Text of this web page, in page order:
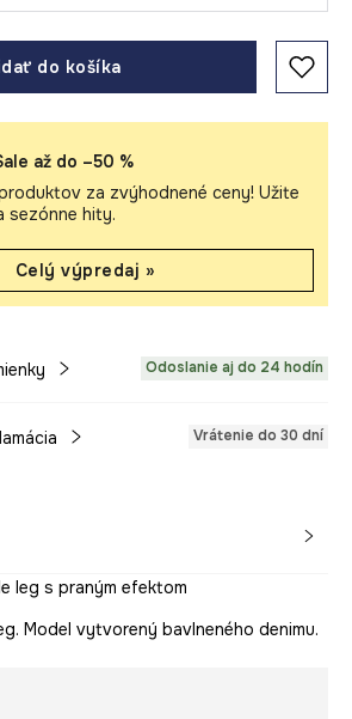
do košíka
až do –50 %
za zvýhodnené ceny! Užite
sezónne hity.
Celý výpredaj »
Odoslanie aj do 24 hodín
Vrátenie do 30 dní
leg s praným efektom
Model vytvorený bavlneného denimu.